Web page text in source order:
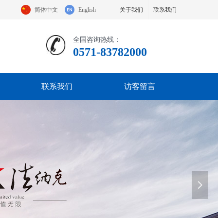
넲
全国咨询热线：
0571-83782000
联系我们 访客留言
关于我们 联系我们
简体中文 English